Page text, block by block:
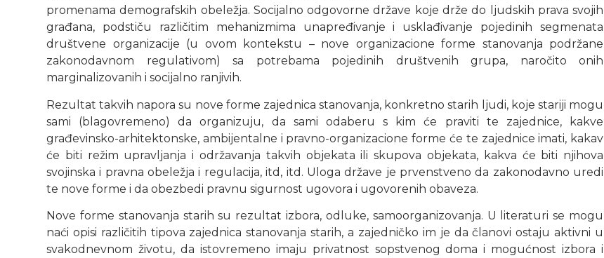
promenama demografskih obeležja. Socijalno odgovorne države koje drže do ljudskih prava svojih
građana, podstiču različitim mehanizmima unapređivanje i usklađivanje pojedinih segmenata
društvene organizacije (u ovom kontekstu – nove organizacione forme stanovanja podržane
zakonodavnom regulativom) sa potrebama pojedinih društvenih grupa, naročito onih
marginalizovanih i socijalno ranjivih.
Rezultat takvih napora su nove forme zajednica stanovanja, konkretno starih ljudi, koje stariji mogu
sami (blagovremeno) da organizuju, da sami odaberu s kim će praviti te zajednice, kakve
građevinsko-arhitektonske, ambijentalne i pravno-organizacione forme će te zajednice imati, kakav
će biti režim upravljanja i održavanja takvih objekata ili skupova objekata, kakva će biti njihova
svojinska i pravna obeležja i regulacija, itd, itd. Uloga države je prvenstveno da zakonodavno uredi
te nove forme i da obezbedi pravnu sigurnost ugovora i ugovorenih obaveza.
Nove forme stanovanja starih su rezultat izbora, odluke, samoorganizovanja. U literaturi se mogu
naći opisi različitih tipova zajednica stanovanja starih, a zajedničko im je da članovi ostaju aktivni u
svakodnevnom životu, da istovremeno imaju privatnost sopstvenog doma i mogućnost izbora i